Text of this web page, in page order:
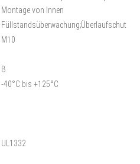
Montage von Innen
M10
B
-40°C bis +125°C
UL1332